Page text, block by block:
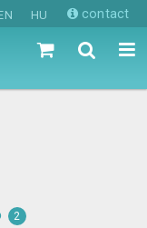
HU contact
2